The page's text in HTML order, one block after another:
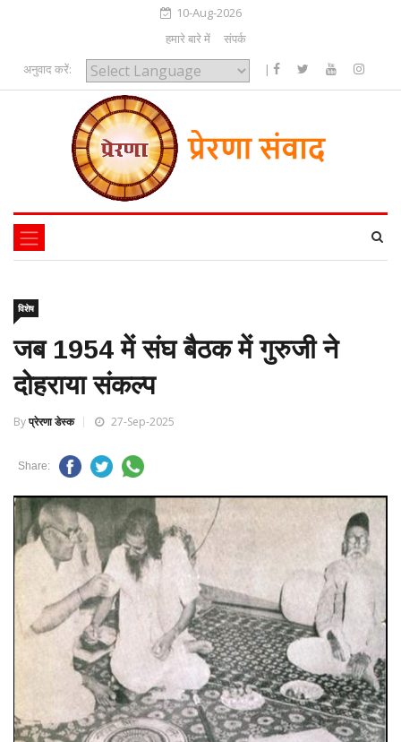
10-Aug-2026
हमारे बारे में
संपर्क
अनुवाद करें:
Powered by
|
विशेष
जब 1954 में संघ बैठक में गुरुजी ने
दोहराया संकल्प
Byप्रेरणा डेस्क 27-Sep-2025
Share: